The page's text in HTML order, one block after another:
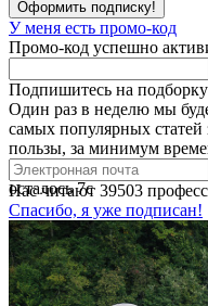
Оформить подписку!
У меня есть промо-код
Промо-код успешно
Подпишитесь на
Один раз в неделю мы
самых популярных
пользы, за минимум
Нас читают 39503
Спасибо, я уже подписан!
осталось7с